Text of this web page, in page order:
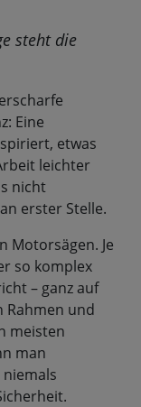
steht die
Eine
etwas
leichter
nicht
erster Stelle.
Motorsägen. Je
so komplex
– ganz auf
Rahmen und
meisten
man